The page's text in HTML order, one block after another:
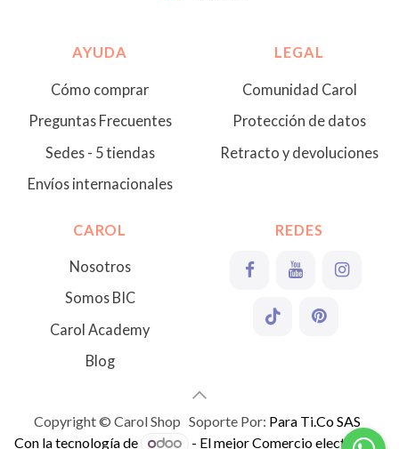
AYUDA
Cómo comprar
Preguntas Frecuentes
Sedes - 5 tiendas
Envíos internacionales
LEGAL
Comunidad Carol
Protección de datos
Retracto y devoluciones
CAROL
Nosotros
Somos BIC
Carol Academy
Blog
REDES
Copyright © Carol Shop Soporte Por: Para Ti.Co SAS
Con la tecnología de
- El mejorComercio electrónico